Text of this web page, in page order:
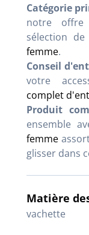
Catégorie
notre offre
sélection de
femme.
Conseil
votre
complet
Produit
ensemble
femme
glisser dans
Matière
vachette